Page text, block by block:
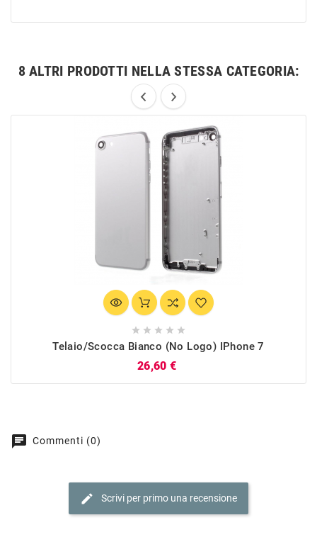
8 ALTRI PRODOTTI NELLA STESSA CATEGORIA:
    
Telaio/Scocca Bianco (no Logo) IPhone 7
26,60 €
chat Commenti (0)
edit Scrivi per primo una recensione